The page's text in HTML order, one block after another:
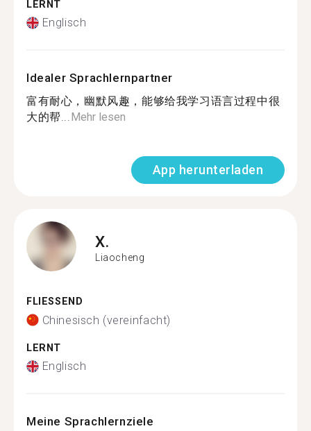
LERNT
Englisch
Idealer Sprachlernpartner
富有耐心，幽默风趣，能够给我学习语言过程中很
大的帮...Mehr lesen
App herunterladen
X.
Liaocheng
FLIESSEND
Chinesisch (vereinfacht)
LERNT
Englisch
Meine Sprachlernziele